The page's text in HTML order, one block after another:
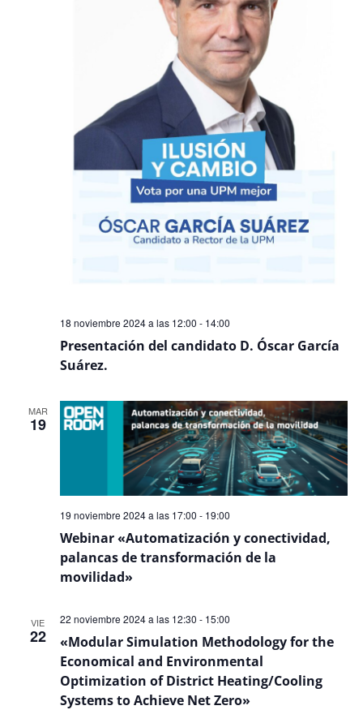
Presentación del candidato D. Óscar García
Suárez.
18 noviembre 2024 a las 12:00 - 14:00
MAR
19
Webinar «Automatización y conectividad,
palancas de transformación de la
movilidad»
19 noviembre 2024 a las 17:00 - 19:00
VIE
22
«Modular Simulation Methodology for the
Economical and Environmental
Optimization of District Heating/Cooling
Systems to Achieve Net Zero»
22 noviembre 2024 a las 12:30 - 15:00